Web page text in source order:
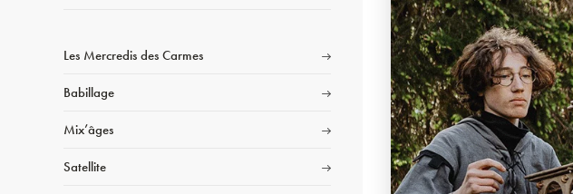
Les Mercredis des Carmes
Babillage
Mix’âges
Satellite